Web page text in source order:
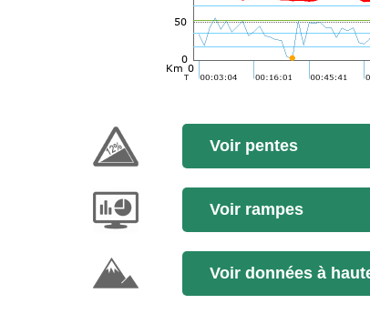
Voir pentes
Voir rampes
Voir données à